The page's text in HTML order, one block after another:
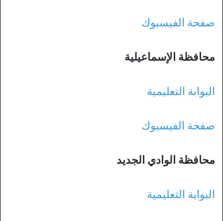
صفحة الفيسبوك
محافظة الإسماعيلية
البوابة التعليمية
صفحة الفيسبوك
محافظة الوادي الجديد
البوابة التعليمية